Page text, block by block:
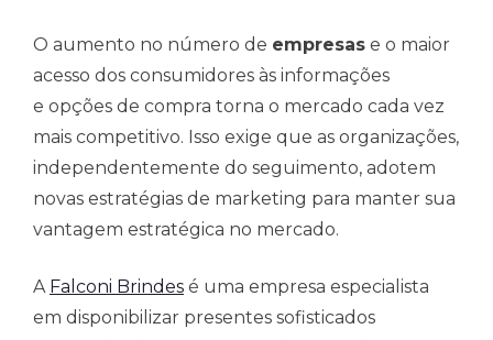
O aumento no número de empresas e o maior
acesso dos consumidores às informações
e opções de compra torna o mercado cada vez
mais competitivo. Isso exige que as organizações,
independentemente do seguimento, adotem
novas estratégias de marketing para manter sua
vantagem estratégica no mercado.
A Falconi Brindes é uma empresa especialista
em disponibilizar presentes sofisticados